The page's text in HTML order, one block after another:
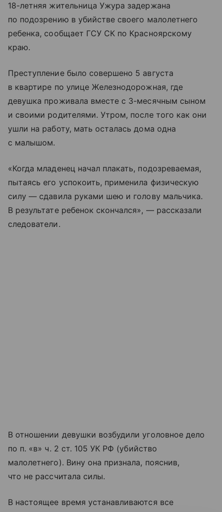
18-летняя жительница Ужура задержана
по подозрению в убийстве своего малолетнего
ребенка, сообщает ГСУ СК по Красноярскому
краю.
Преступление было совершено 5 августа
в квартире по улице Железнодорожная, где
девушка проживала вместе с 3-месячным сыном
и своими родителями. Утром, после того как они
ушли на работу, мать осталась дома одна
с малышом.
«Когда младенец начал плакать, подозреваемая,
пытаясь его успокоить, применила физическую
силу — сдавила руками шею и голову мальчика.
В результате ребенок скончался», — рассказали
следователи.
В отношении девушки возбудили уголовное дело
по п. «в» ч. 2 ст. 105 УК РФ (убийство
малолетнего). Вину она признала, пояснив,
что не рассчитала силы.
В настоящее время устанавливаются все